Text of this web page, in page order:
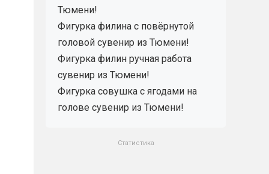
Тюмени!
Фигурка филина с повёрнутой
головой сувенир из Тюмени!
Фигурка филин ручная работа
сувенир из Тюмени!
Фигурка совушка с ягодами на
голове сувенир из Тюмени!
Статистика